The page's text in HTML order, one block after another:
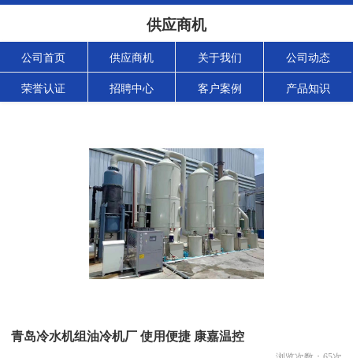
供应商机
公司首页 供应商机 关于我们 公司动态
荣誉认证 招聘中心 客户案例 产品知识
青岛冷水机组油冷机厂 使用便捷 康嘉温控